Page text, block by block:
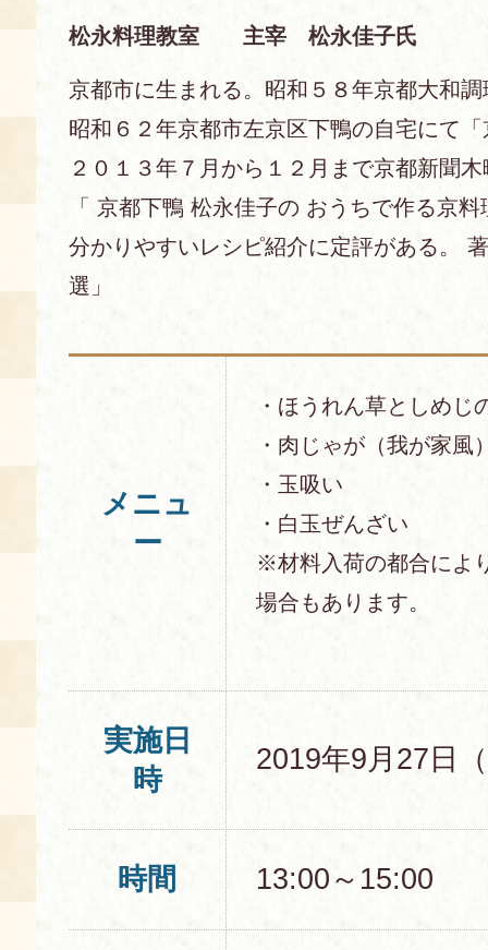
松永料理教室 主宰 松永佳子氏
京都市に生まれる。昭和５８年京都大和
昭和６２年京都市左京区下鴨の自宅にて
２０１３年７月から１２月まで京都新聞
「 京都下鴨 松永佳子の おうちで作る京
分かりやすいレシピ紹介に定評がある。
選」
メニュ
ー
・ほうれん草としめじ
・肉じゃが（我が家風
・玉吸い
・白玉ぜんざい
※材料入荷の都合によ
場合もあります。
実施日
時
2019年9月27日
時間 13:00～15:00